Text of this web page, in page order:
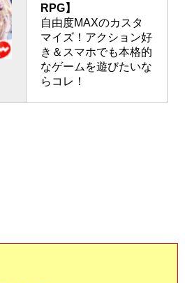
RPG】
自由度MAXのカスタ
マイズ！アクション好
き＆スマホでも本格的
なゲームを遊びたいな
らコレ！